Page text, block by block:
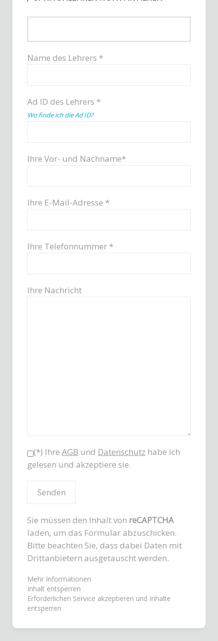
Name des Lehrers *
Ad ID des Lehrers *
Wo finde ich die Ad ID?
Ihre Vor- und Nachname*
Ihre E-Mail-Adresse *
Ihre Telefonnummer *
Ihre Nachricht
(*) Ihre AGB und Datenschutz habe ich
gelesen und akzeptiere sie.
Sie müssen den Inhalt von reCAPTCHA
laden, um das Formular abzuschicken.
Bitte beachten Sie, dass dabei Daten mit
Drittanbietern ausgetauscht werden.
Mehr Informationen
Inhalt entsperren
Erforderlichen Service akzeptieren und Inhalte
entsperren